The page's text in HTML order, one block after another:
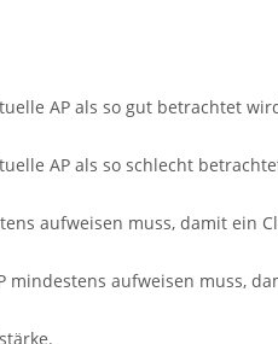
AP als so gut betrachtet
AP als so schlecht
aufweisen muss, damit ein
mindestens aufweisen muss,